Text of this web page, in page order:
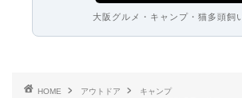
大阪グルメ・キャンプ・猫多頭飼
HOME アウトドア
キャンプ